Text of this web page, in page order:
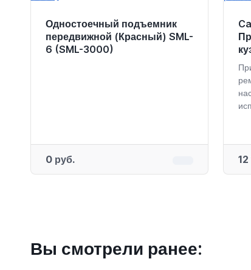
Одностоечный подъемник
передвижной (Красный) SML-
6 (SML-3000)
0 руб.
Вы смотрели ранее: